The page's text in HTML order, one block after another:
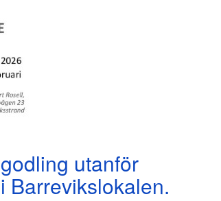
utanför
Barrevikslokalen.